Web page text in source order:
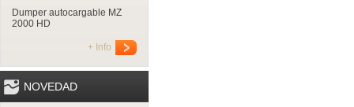
Dumper autocargable MZ
2000 HD
+ Info
NOVEDAD